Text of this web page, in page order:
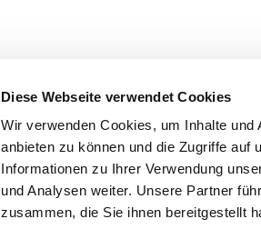
Diese Webseite verwendet Cookies
Wir verwenden Cookies, um Inhalte
anbieten zu können und die Zugriffe auf
Informationen zu Ihrer Verwendung
und Analysen weiter. Unsere Partner
zusammen, die Sie ihnen bereitgestellt